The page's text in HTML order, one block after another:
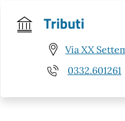
Tributi
Via XX
0332.601261